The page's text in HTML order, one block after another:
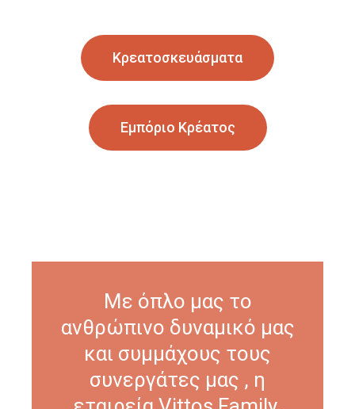
Κρεατοσκευάσματα
Εμπόριο Κρέατος
Με όπλο μας το
ανθρώπινο δυναμικό μας
και συμμάχους τους
συνεργάτες μας , η